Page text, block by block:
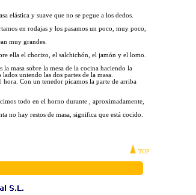
elástica y suave que no se pegue a los dedos.
en rodajas y los pasamos un poco, muy poco,
muy grandes.
ella el chorizo, el salchichón, el jamón y el lomo.
masa sobre la mesa de la cocina haciendo la
uniendo las dos partes de la masa.
hora. Con un tenedor picamos la parte de arriba
todo en el horno durante , aproximadamente,
no hay restos de masa, significa que está cocido.
TOP